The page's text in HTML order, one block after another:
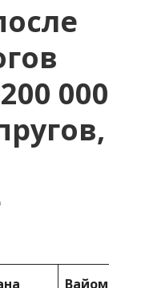
000
Вайоминг